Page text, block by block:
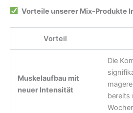
Vorteile unserer Mix-Produkte
Vorteil
Muskelaufbau mit
neuer Intensität
Die
bereits